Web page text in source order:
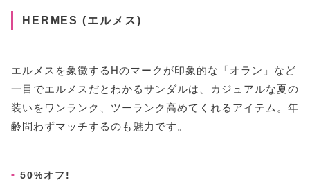
HERMES (エルメス)
エルメスを象徴するHのマークが印象的な「オラン」など
一目でエルメスだとわかるサンダルは、カジュアルな夏の
装いをワンランク、ツーランク高めてくれるアイテム。年
齢問わずマッチするのも魅力です。
50%オフ!